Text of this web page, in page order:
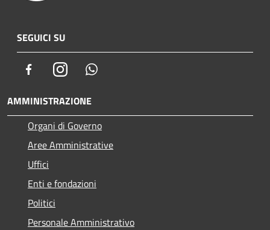
SEGUICI SU
FacebookInstagram
AMMINISTRAZIONE
Organi di Governo
Aree Amministrative
Uffici
Enti e fondazioni
Politici
Personale Amministrativo